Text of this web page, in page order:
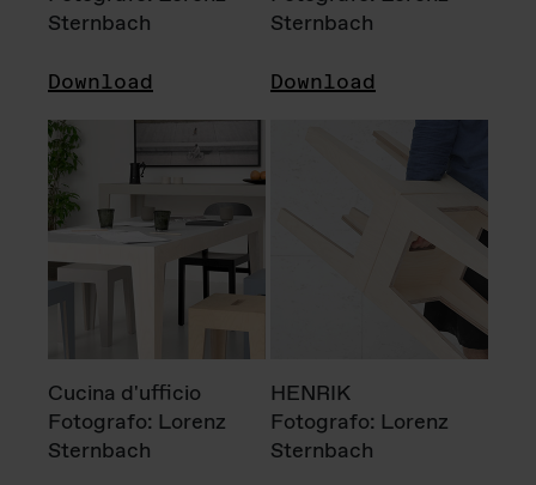
Sternbach
Download
Sternbach
Download
Cucina d'ufficio
Fotografo: Lorenz
Sternbach
HENRIK
Fotografo: Lorenz
Sternbach